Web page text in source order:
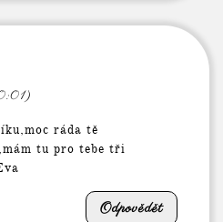
ráda tě
tu pro tebe tři
Odpovědět